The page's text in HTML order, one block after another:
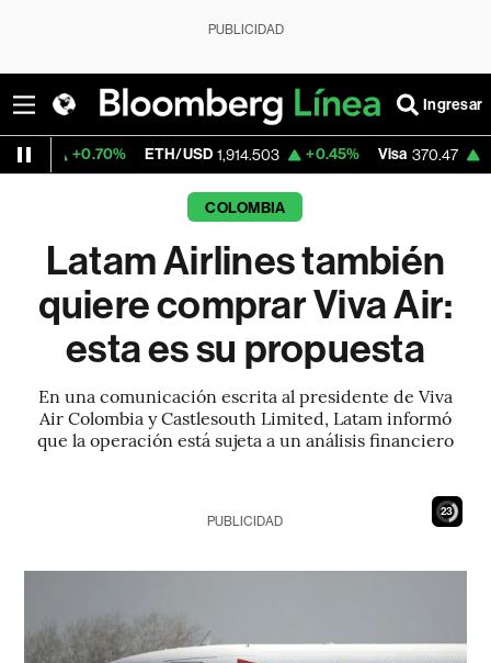
PUBLICIDAD
Ingresar
ETH/USD 1,914.503 +0.45% Visa 370.47 +0.52%
COLOMBIA
Latam Airlines también
quiere comprar Viva Air:
esta es su propuesta
En una comunicación escrita al presidente de Viva
Air Colombia y Castlesouth Limited, Latam informó
que la operación está sujeta a un análisis financiero
21
PUBLICIDAD